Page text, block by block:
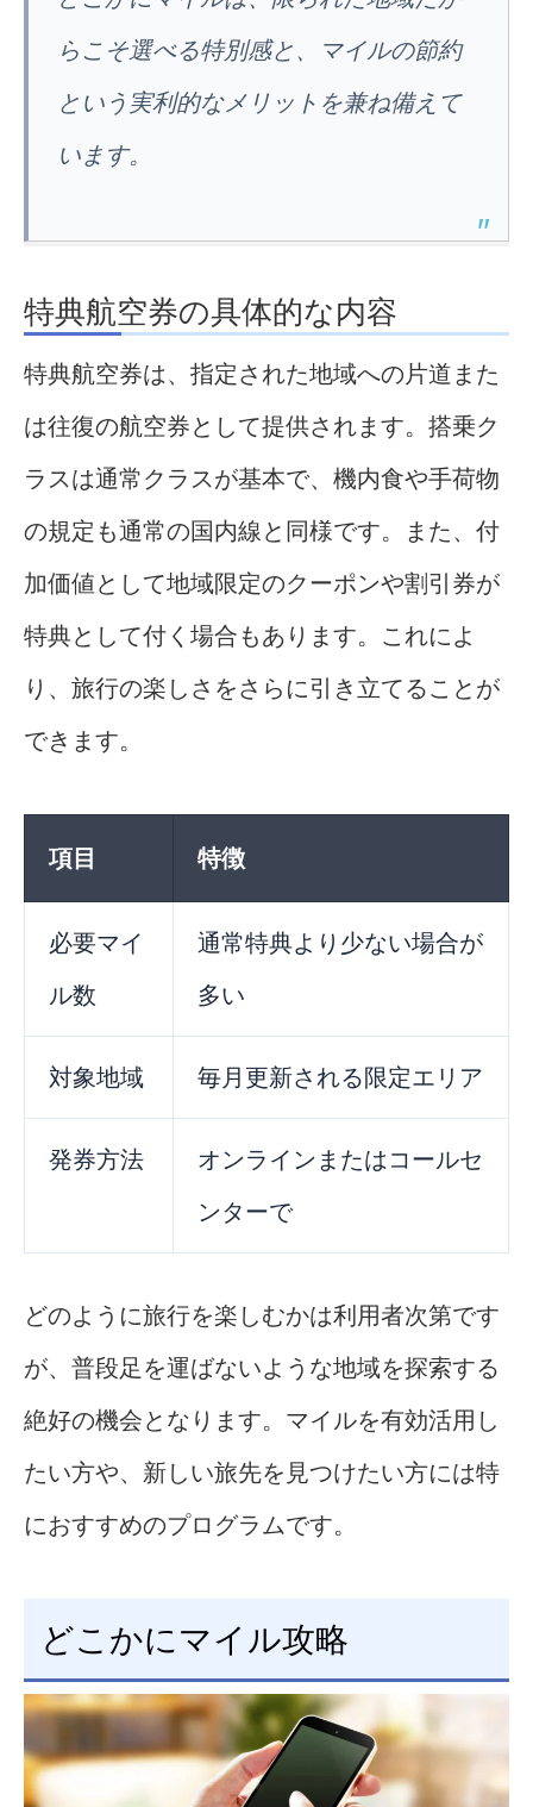
らこそ選べる特別感と、マイルの節約
という実利的なメリットを兼ね備えて
います。
特典航空券の具体的な内容
特典航空券は、指定された地域への片道また
は往復の航空券として提供されます。搭乗ク
ラスは通常クラスが基本で、機内食や手荷物
の規定も通常の国内線と同様です。また、付
加価値として地域限定のクーポンや割引券が
特典として付く場合もあります。これによ
り、旅行の楽しさをさらに引き立てることが
できます。
項目 特徴
必要マイ
ル数
通常特典より少ない場合が
多い
対象地域 毎月更新される限定エリア
発券方法
オンラインまたはコールセ
ンターで
どのように旅行を楽しむかは利用者次第です
が、普段足を運ばないような地域を探索する
絶好の機会となります。マイルを有効活用し
たい方や、新しい旅先を見つけたい方には特
におすすめのプログラムです。
どこかにマイル攻略